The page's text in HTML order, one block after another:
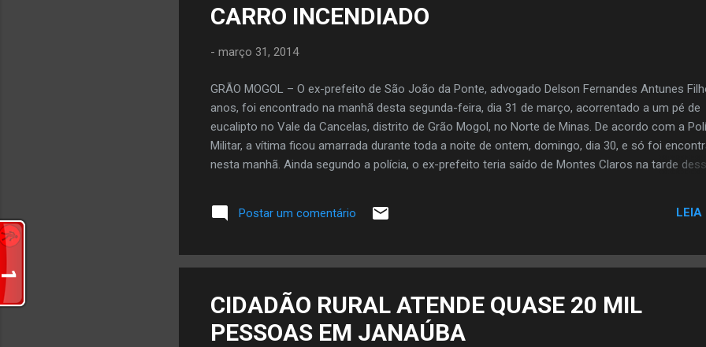
CARRO INCENDIADO
- março 31, 2014
GRÃO MOGOL – O ex-prefeito de São João da Ponte, advogado Delson Fernandes Antunes
anos, foi encontrado na manhã desta segunda-feira, dia 31 de março, acorrentado a um pé de
eucalipto no Vale da Cancelas, distrito de Grão Mogol, no Norte de Minas. De acordo com a
Militar, a vítima ficou amarrada durante toda a noite de ontem, domingo, dia 30, e só foi
nesta manhã. Ainda segundo a polícia, o ex-prefeito teria saído de Montes Claros na tarde
das 17h ele foi abordado por quatro homens, em um carro na BR-251. Ele foi obrigado a
seu veículo e entrar no carro dos suspeitos. A PM informou também que familiares acionaram
noite, a polícia encontrou o carro de Delson pegando fogo, próximo ao município de Fruta de
Postar um comentário LEIA
CIDADÃO RURAL ATENDE QUASE 20 MIL
PESSOAS EM JANAÚBA